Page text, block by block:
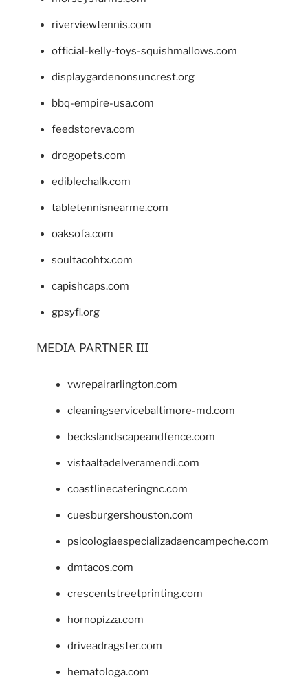
riverviewtennis.com
official-kelly-toys-squishmallows.com
displaygardenonsuncrest.org
bbq-empire-usa.com
feedstoreva.com
drogopets.com
ediblechalk.com
tabletennisnearme.com
oaksofa.com
soultacohtx.com
capishcaps.com
gpsyfl.org
MEDIA PARTNER III
vwrepairarlington.com
cleaningservicebaltimore-md.com
beckslandscapeandfence.com
vistaaltadelveramendi.com
coastlinecateringnc.com
cuesburgershouston.com
psicologiaespecializadaencampeche.com
dmtacos.com
crescentstreetprinting.com
hornopizza.com
driveadragster.com
hematologa.com